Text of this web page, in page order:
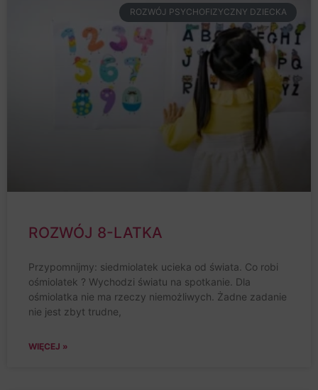
ROZWÓJ PSYCHOFIZYCZNY DZIECKA
ROZWÓJ 8-LATKA
Przypomnijmy: siedmiolatek ucieka od świata. Co robi
ośmiolatek ? Wychodzi światu na spotkanie. Dla
ośmiolatka nie ma rzeczy niemożliwych. Żadne zadanie
nie jest zbyt trudne,
WIĘCEJ »